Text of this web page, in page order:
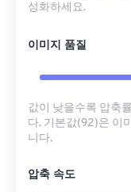
성화하세요.
이미지 품질
값이 낮을수록 압축
다. 기본값(92)은 이
니다.
압축 속도